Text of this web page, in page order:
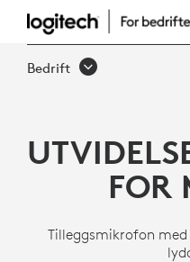
FOR
Bedrift
FOR
Tilleggsmikrofon